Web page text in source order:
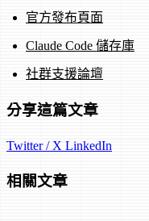
官方發布頁面
Claude Code 儲存庫
社群支援論壇
分享這篇文章
Twitter / X LinkedIn
相關文章